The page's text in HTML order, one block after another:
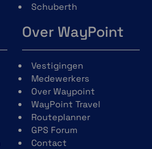
Schuberth
Over WayPoint
Vestigingen
Medewerkers
Over Waypoint
WayPoint Travel
Routeplanner
GPS Forum
Contact